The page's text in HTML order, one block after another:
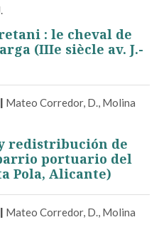
: le cheval de
(IIIe siècle av. J.-
| Mateo Corredor, D., Molina
redistribución de
portuario del
Pola, Alicante)
| Mateo Corredor, D., Molina